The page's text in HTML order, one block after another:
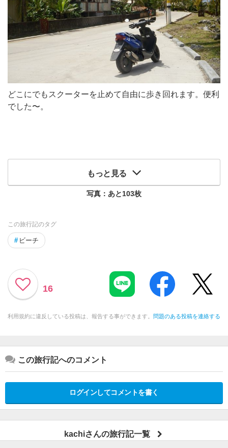
どこにでもスクーターを止めて自由に歩き回れます。便利
でした〜。
もっと見る
写真：あと103枚
この旅行記のタグ
# ビーチ
16
利用規約に違反している投稿は、報告する事ができます。 問題のある投稿を連絡する
この旅行記へのコメント
ログインしてコメントを書く
kachiさんの旅行記一覧